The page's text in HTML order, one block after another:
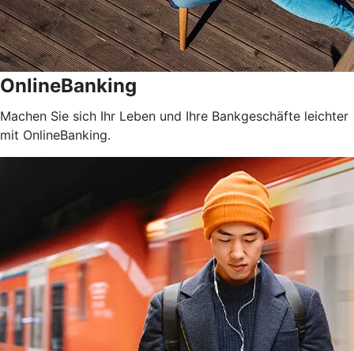
OnlineBanking
Machen Sie sich Ihr Leben und Ihre Bankgeschäfte leichter
mit OnlineBanking.